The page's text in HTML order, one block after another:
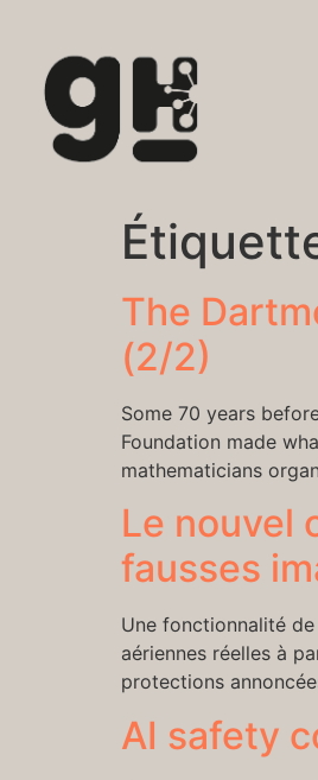
The
(2/2)
Some 70 years
Foundation made
mathematicians
Le nouvel
fausses
Une fonctionnalité
aériennes réelles à
protections
AI safety